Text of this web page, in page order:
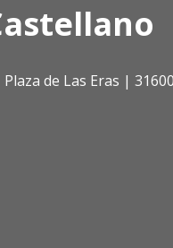
Plaza de Las Eras |